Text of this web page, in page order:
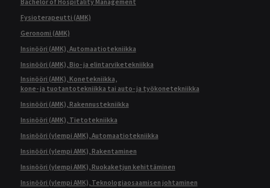
Bachelor of Hospitality Management
Fysioterapeutti (AMK)
Geronomi (AMK)
Insinööri (AMK), Automaatiotekniikka
Insinööri (AMK), Bio- ja elintarviketekniikka
Insinööri (AMK), Konetekniikka,
kone- ja tuotantotekniikka tai auto- ja työkonetekniikka
Insinööri (AMK), Rakennustekniikka
Insinööri (AMK), Tietotekniikka
Insinööri (ylempi AMK), Automaatiotekniikka
Insinööri (ylempi AMK), Rakentaminen
Insinööri (ylempi AMK), Ruokaketjun kehittäminen
Insinööri (ylempi AMK), Teknologiaosaamisen johtaminen